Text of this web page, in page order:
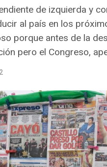
de izquierda y
al país en los
porque antes de la
pero el Congreso,